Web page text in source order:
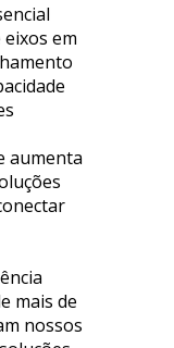
em
aumenta
mais de
nossos